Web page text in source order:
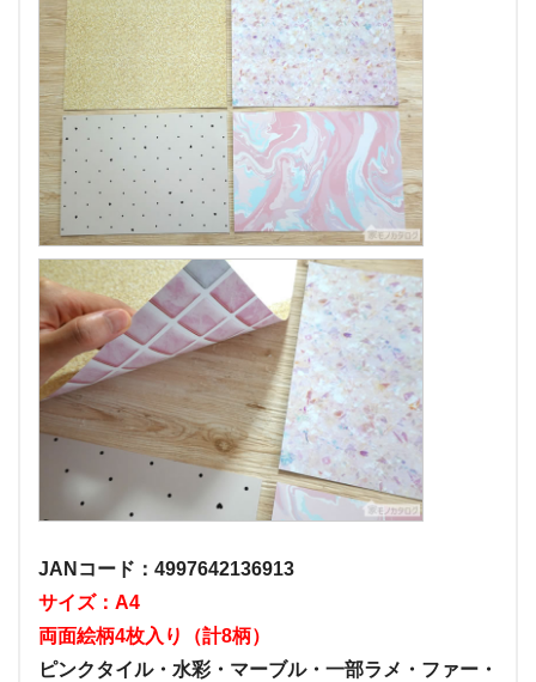
JANコード：4997642136913
サイズ：A4
両面絵柄4枚入り（計8柄）
ピンクタイル・水彩・マーブル・一部ラメ・ファー・